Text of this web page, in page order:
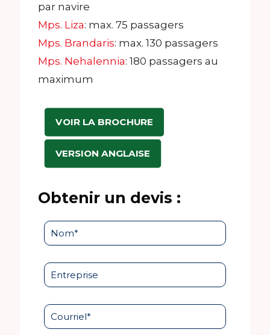
par navire
Mps. Liza: max. 75 passagers
Mps. Brandaris: max. 130 passagers
Mps. Nehalennia: 180 passagers au
maximum
VOIR LA BROCHURE
VERSION ANGLAISE
Obtenir un devis :